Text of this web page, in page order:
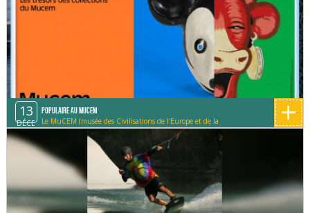
13
DÉCE
Populaire au MUCEM
Le MuCEM (musée des Civilisations de l'Europe et de la
+